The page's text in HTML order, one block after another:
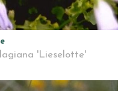
'Lieselotte'